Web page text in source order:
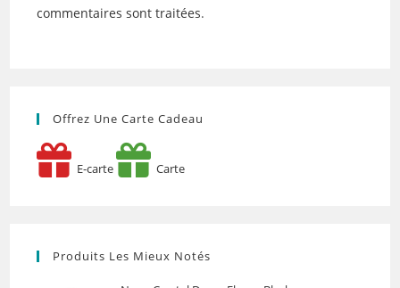
commentaires sont traitées.
Offrez Une Carte Cadeau
E-carte Carte
Produits Les Mieux Notés